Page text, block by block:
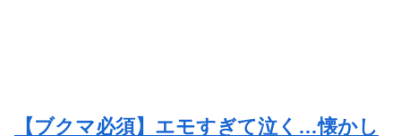
【ブクマ必須】エモすぎて泣く…懐かし